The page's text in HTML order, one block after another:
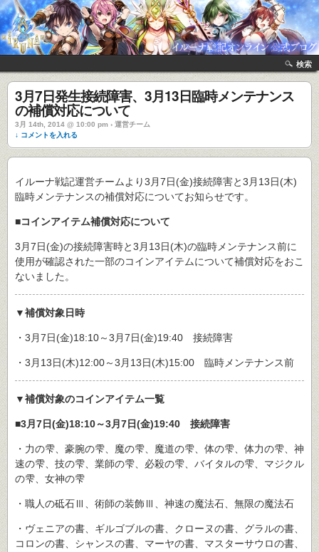
検索
3月7日発生接続障害、3月13日臨時メンテナンス
の補償対応について
3月 14th, 2014 @ 10:00 pm › 運営チーム
↓ コメントを入れる
イルーナ戦記運営チームより3月7日(金)接続障害と3月13日(木)
臨時メンテナンスの補償対応についてお知らせです。
■コインアイテム補償対応について
3月7日(金)の接続障害時と3月13日(木)の臨時メンテナンス前に
使用が確認された一部のコインアイテムについて補償対応をおこ
ないました。
▼補償対象日時
・3月7日(金)18:10～3月7日(金)19:40 接続障害
・3月13日(木)12:00～3月13日(木)15:00 臨時メンテナンス前
▼補償対象のコインアイテム一覧
■3月7日(金)18:10～3月7日(金)19:40 接続障害
・力の雫、豪腕の雫、魔の雫、魔道の雫、体の雫、体力の雫、神
速の雫、技の雫、業師の雫、必殺の雫、バイタルの雫、マジクル
の雫、女神の雫
・職人の砥石Ⅲ、術師の装飾Ⅲ、神速の魔法石、無限の魔法石
・ヴェニアの書、ギルゴブルの書、クローヌの書、グラルの書、
コロンの書、シャンスの書、マーヤの書、マスターサウロの書、